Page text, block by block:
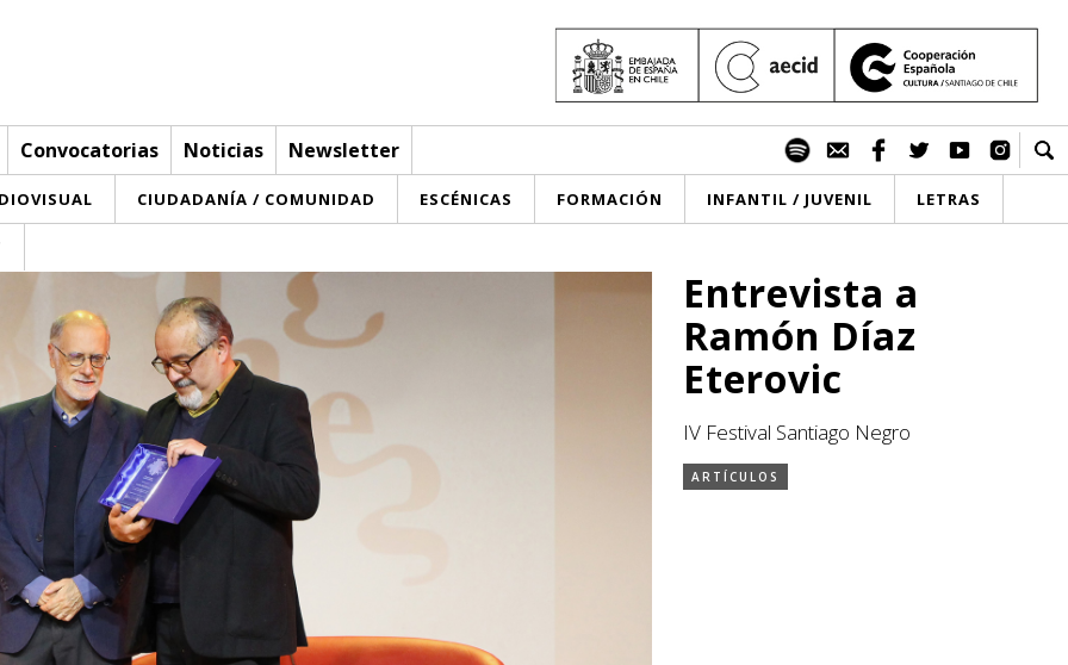
Convocatorias Noticias Newsletter
CIUDADANÍA / COMUNIDAD ESCÉNICAS FORMACIÓN INFANTIL / JUVENIL LETRAS
Entrevista a
Ramón Díaz
Eterovic
IV Festival Santiago Negro
ARTÍCULOS